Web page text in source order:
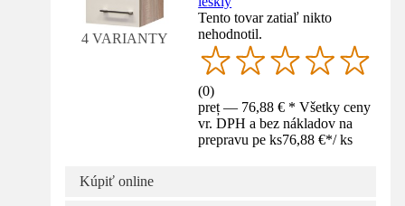
4 VARIANTY
Tento tovar zatiaľ nikto
nehodnotil.
(0)
preț — 76,88 € * Všetky ceny
vr. DPH a bez nákladov na
prepravu pe ks76,88 €*/ ks
Kúpiť online